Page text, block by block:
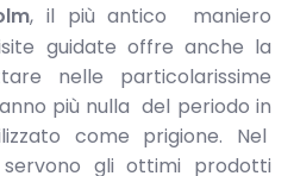
, il più antico maniero
guidate offre anche la
nelle particolarissime
più nulla del periodo in
come prigione. Nel
gli ottimi prodotti